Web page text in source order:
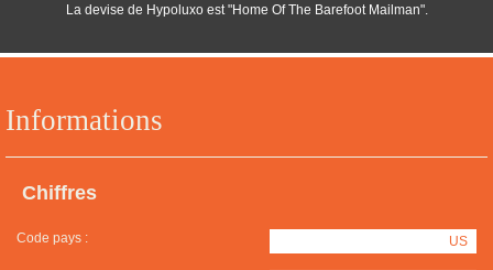
Informations
Chiffres
Code pays : US
La devise de Hypoluxo est "Home Of The Barefoot Mailman".